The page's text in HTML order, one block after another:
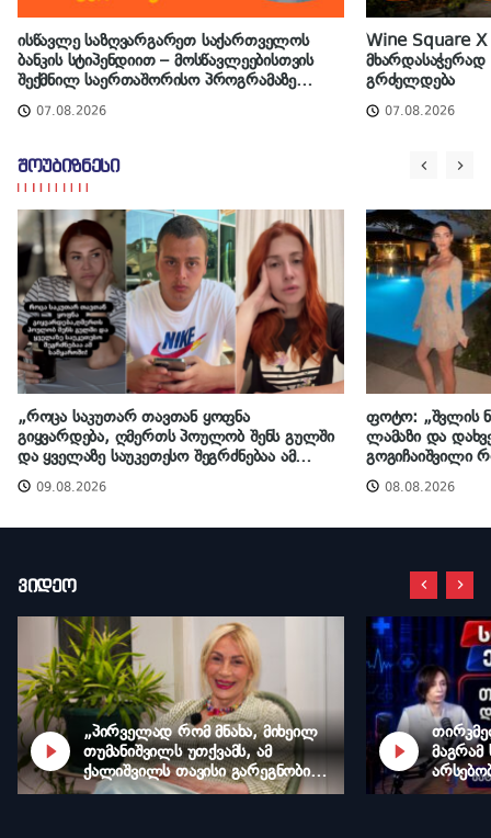
ისწავლე საზღვარგარეთ საქართველოს
ბანკის სტიპენდიით – მოსწავლეებისთვის
შექმნილ საერთაშორისო პროგრამაზე
მიღება დაიწყო
07.08.2026
Wine Square X
მხარდასაჭერად
გრძელდება
07.08.2026
შოუბიზნესი
„როცა საკუთარ თავთან ყოფნა
გიყვარდება, ღმერთს პოულობ შენს გულში
და ყველაზე საუკეთესო შეგრძნებაა ამ
სამყაროში“ – თამუნა მდივანი
09.08.2026
ფოტო: „შვლის
ლამაზი და
გოგიჩაიშვილი
კადრებს
08.08.2026
ვიდეო
„პირველად რომ მნახა, მიხეილ
თუმანიშვილს უთქვამს, ამ
ქალიშვილს თავისი გარეგნობის
ტოლფასი ნიჭი რომ აღმოაჩნდეს,
მაგრამ